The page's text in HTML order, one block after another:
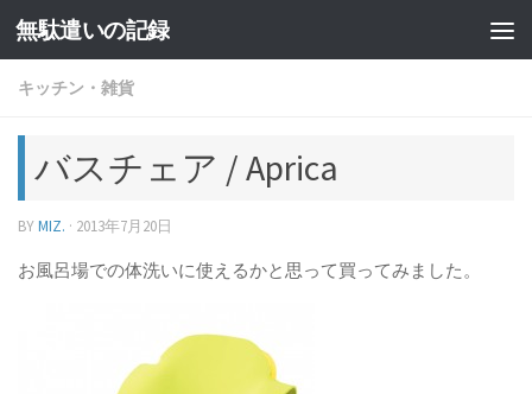
コンテンツへスキップ
無駄遣いの記録
キッチン・雑貨
バスチェア / Aprica
BYMIZ. · 2013年7月20日
お風呂場での体洗いに使えるかと思って買ってみました。